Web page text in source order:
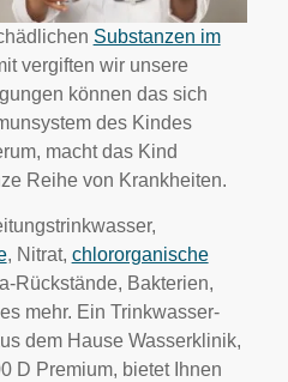
Substanzen im
vergiften wir unsere
können das sich
des Kindes
macht das Kind
Reihe von Krankheiten.
, Nitrat, chlororganische
Rückstände, Bakterien,
mehr. Ein Trinkwasser-
dem Hause Wasserklinik,
D Premium, bietet Ihnen